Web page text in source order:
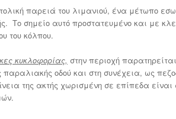
παρειά του λιμανιού, ένα μέτωπο
Το σημείο αυτό προστατευμένο και με
του κόλπου.
κυκλοφορίας, στην περιοχή
οδού και στη συνέχεια, ως
της ακτής χωρισμένη σε επίπεδα